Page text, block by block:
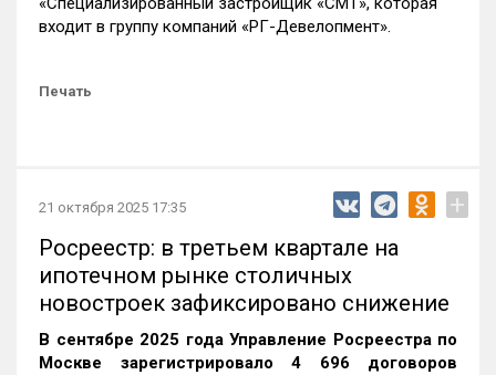
входит в группу компаний «РГ-Девелопмент».
Печать
21 октября 2025 17:35 +
Росреестр: в третьем квартале на
ипотечном рынке столичных
новостроек зафиксировано снижение
В сентябре 2025 года Управление Росреестра по
Москве зарегистрировало 4 696 договоров